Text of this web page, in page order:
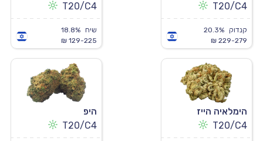
T20/C4
קנדוק
20.3%
229-279 ₪
T20/C4
שיח
18.8%
129-225 ₪
הימלאיה הייז
T20/C4
היפ
T20/C4